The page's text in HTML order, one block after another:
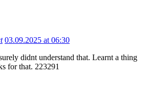
03.09.2025 at 06:30
didnt understand that. Learnt a thing
for that. 223291